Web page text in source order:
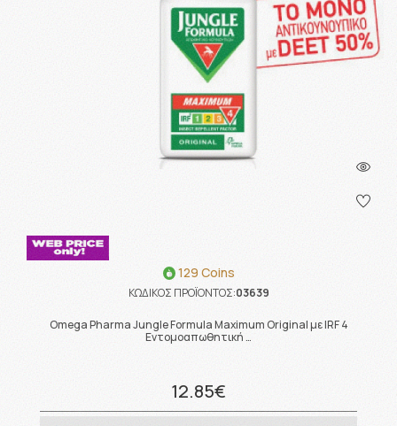
129 Coins
ΚΩΔΙΚΟΣ ΠΡΟΪΟΝΤΟΣ:03639
Omega Pharma Jungle Formula Maximum Original με IRF 4
Εντομοαπωθητική …
12.85€